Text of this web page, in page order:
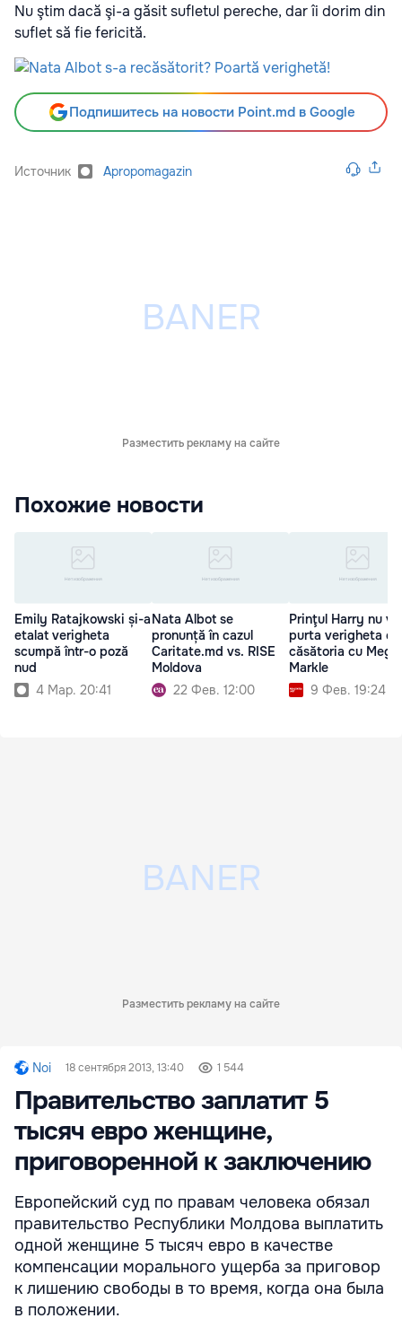
Nu ştim dacă şi-a găsit sufletul pereche, dar îi dorim din
suflet să fie fericită.
Подпишитесь на новости Point.md в Google
Источник Apropomagazin
Разместить рекламу на сайте
Похожие новости
Emily Ratajkowski și-a
etalat verigheta
scumpă într-o poză
nud
4 Мар. 20:41
Nata Albot se
pronunță în cazul
Caritate.md vs. RISE
Moldova
22 Фев. 12:00
Prinţul Harry nu va
purta verigheta
căsătoria cu
Markle
9 Фев. 19:24
Разместить рекламу на сайте
Noi 18 сентября 2013, 13:40 1 544
Правительство заплатит 5
тысяч евро женщине,
приговоренной к заключению
Европейский суд по правам человека обязал
правительство Республики Молдова выплатить
одной женщине 5 тысяч евро в качестве
компенсации морального ущерба за приговор
к лишению свободы в то время, когда она была
в положении.